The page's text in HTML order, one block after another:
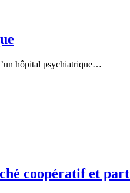
hôpital psychiatrique…
coopératif et